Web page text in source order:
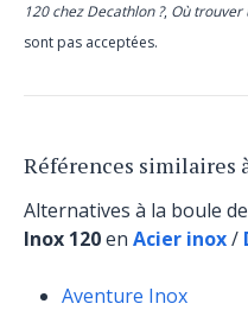
120 chez Decathlon ?, Où trouver
sont pas acceptées.
Références similaires
Alternatives à la boule
Inox 120en Acier inox/
Aventure Inox